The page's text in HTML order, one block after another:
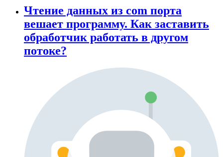
Чтение данных из com порта
вешает программу. Как заставить
обработчик работать в другом
потоке?